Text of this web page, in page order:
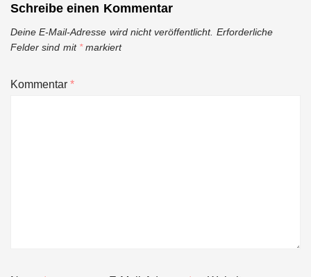
Schreibe einen Kommentar
Deine E-Mail-Adresse wird nicht veröffentlicht. Erforderliche
Felder sind mit *markiert
Kommentar*